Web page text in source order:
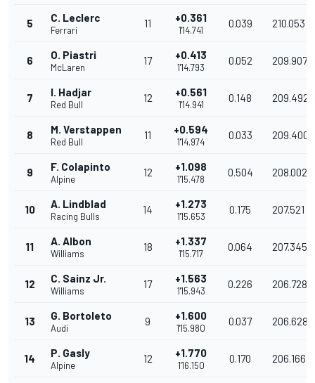
5 C. Leclerc
Ferrari
11 +0.361
1'14.741
0.039 210.053
6 O. Piastri
McLaren
17 +0.413
1'14.793
0.052 209.907
7 I. Hadjar
Red Bull
12 +0.561
1'14.941
0.148 209.492
8 M. Verstappen
Red Bull
11 +0.594
1'14.974
0.033 209.400
9 F. Colapinto
Alpine
12 +1.098
1'15.478
0.504 208.002
10 A. Lindblad
Racing Bulls
14 +1.273
1'15.653
0.175 207.521
11 A. Albon
Williams
18 +1.337
1'15.717
0.064 207.345
12 C. Sainz Jr.
Williams
17 +1.563
1'15.943
0.226 206.728
13 G. Bortoleto
Audi
9 +1.600
1'15.980
0.037 206.628
14 P. Gasly
Alpine
12 +1.770
1'16.150
0.170 206.166